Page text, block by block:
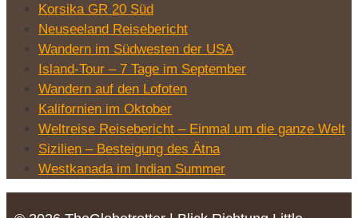
Korsika GR 20 Süd
Neuseeland Reisebericht
Wandern im Südwesten der USA
Island-Tour – 7 Tage im September
Wandern auf den Lofoten
Kalifornien im Oktober
Weltreise Reisebericht – Einmal um die ganze Welt
Sizilien – Besteigung des Ätna
Westkanada im Indian Summer